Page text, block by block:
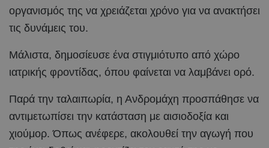
οργανισμός της να χρειάζεται χρόνο για να ανακτήσει
τις δυνάμεις του.
Μάλιστα, δημοσίευσε ένα στιγμιότυπο από χώρο
ιατρικής φροντίδας, όπου φαίνεται να λαμβάνει ορό.
Παρά την ταλαιπωρία, η Ανδρομάχη προσπάθησε να
αντιμετωπίσει την κατάσταση με αισιοδοξία και
χιούμορ. Όπως ανέφερε, ακολουθεί την αγωγή που